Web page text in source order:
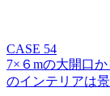
CASE 54
7×６mの大開口
のインテリアは